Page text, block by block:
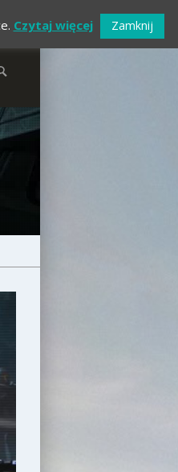
Czytaj więcej Zamknij